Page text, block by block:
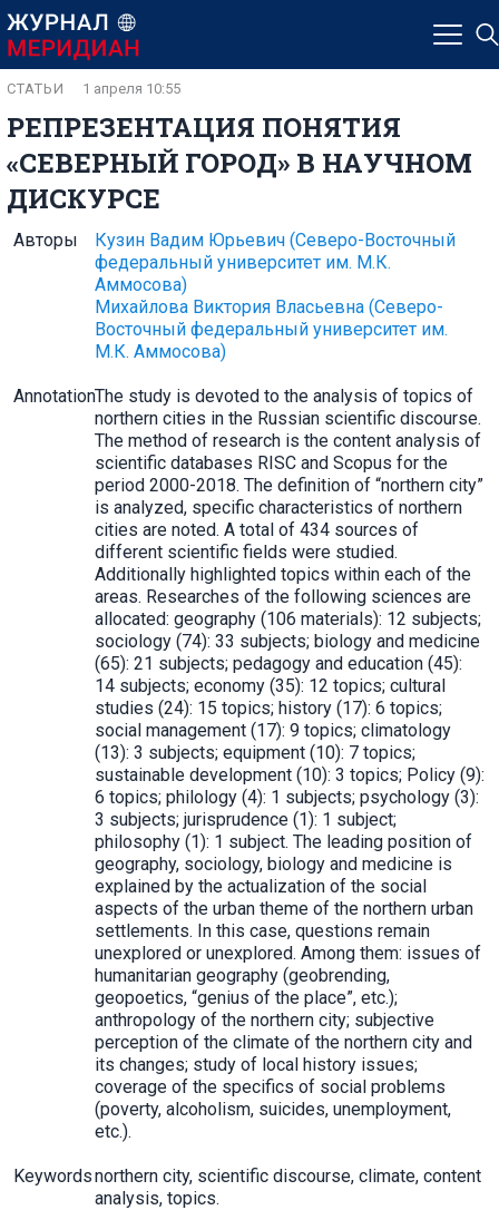
РЕПРЕЗЕНТАЦИЯ ПОНЯТИЯ
«СЕВЕРНЫЙ ГОРОД» В НАУЧНОМ
ДИСКУРСЕ
СТАТЬИ 1 апреля 10:55
Авторы Кузин Вадим Юрьевич (Северо-Восточный
федеральный университет им. М.К.
Аммосова)
Михайлова Виктория Власьевна (Северо-
Восточный федеральный университет им.
М.К. Аммосова)
AnnotationThe study is devoted to the analysis of topics of
northern cities in the Russian scientific discourse.
The method of research is the content analysis of
scientific databases RISC and Scopus for the
period 2000-2018. The definition of “northern city”
is analyzed, specific characteristics of northern
cities are noted. A total of 434 sources of
different scientific fields were studied.
Additionally highlighted topics within each of the
areas. Researches of the following sciences are
allocated: geography (106 materials): 12 subjects;
sociology (74): 33 subjects; biology and medicine
(65): 21 subjects; pedagogy and education (45):
14 subjects; economy (35): 12 topics; cultural
studies (24): 15 topics; history (17): 6 topics;
social management (17): 9 topics; climatology
(13): 3 subjects; equipment (10): 7 topics;
sustainable development (10): 3 topics; Policy (9):
6 topics; philology (4): 1 subjects; psychology (3):
3 subjects; jurisprudence (1): 1 subject;
philosophy (1): 1 subject. The leading position of
geography, sociology, biology and medicine is
explained by the actualization of the social
aspects of the urban theme of the northern urban
settlements. In this case, questions remain
unexplored or unexplored. Among them: issues of
humanitarian geography (geobrending,
geopoetics, “genius of the place”, etc.);
anthropology of the northern city; subjective
perception of the climate of the northern city and
its changes; study of local history issues;
coverage of the specifics of social problems
(poverty, alcoholism, suicides, unemployment,
etc.).
Keywordsnorthern city, scientific discourse, climate, content
analysis, topics.